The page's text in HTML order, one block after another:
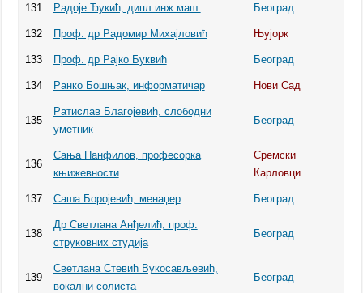
131 Радоје Ђукић, дипл.инж.маш. Београд
132 Проф. др Радомир Михајловић Њујорк
133 Проф. др Рајко Буквић Београд
134 Ранко Бошњак, информатичар Нови Сад
135
Ратислав Благојевић, слободни
уметник
Београд
136
Сања Панфилов, професорка
књижевности
Сремски
Карловци
137 Саша Боројевић, менаџер Београд
138
Др Светлана Анђелић, проф.
струковних студија
Београд
139
Светлана Стевић Вукосављевић,
вокални солиста
Београд